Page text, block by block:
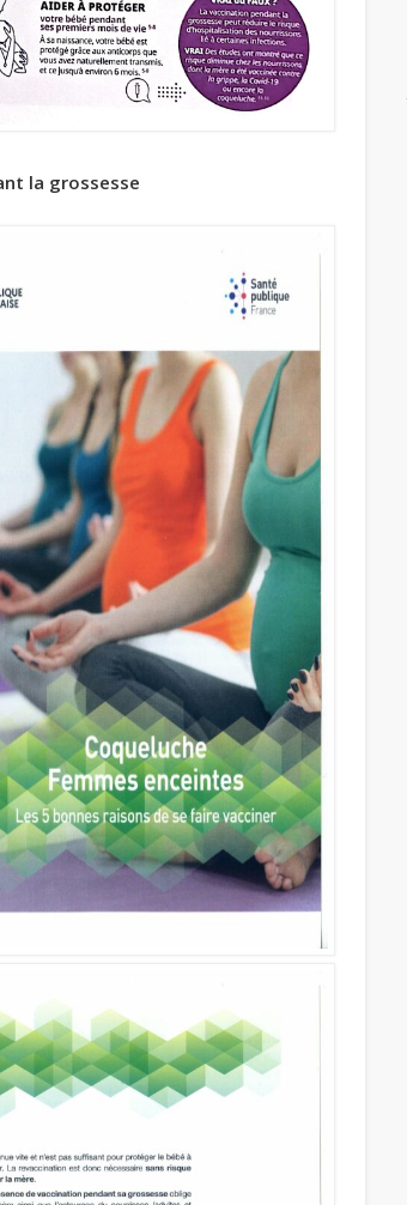
la grossesse